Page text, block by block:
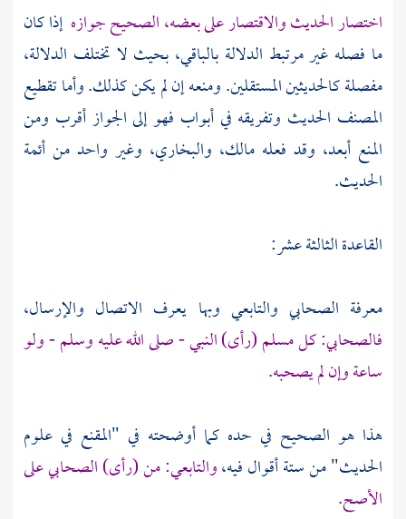
اختصار الحديث والاقتصار على بعضه، الصحيح جوازه إذا كان
ما فصله غير مرتبط الدلالة بالباقي، بحيث لا تختلف الدلالة،
مفصلة كالحديثين المستقلين. ومنعه إن لم يكن كذلك. وأما تقطيع
المصنف الحديث وتفريقه في أبواب فهو إلى الجواز أقرب ومن
المنع أبعد، وقد فعله مالك، والبخاري، وغير واحد من أئمة
الحديث.
القاعدة الثالثة عشر:
معرفة الصحابي والتابعي وبها يعرف الاتصال والإرسال،
فالصحابي: كل مسلم (رأى) النبي - صلى الله عليه وسلم - ولو
ساعة وإن لم يصحبه.
هذا هو الصحيح في حده كما أوضحته في "المقنع في علوم
الحديث" من ستة أقوال فيه،والتابعي: من (رأى) الصحابي على
الأصح.